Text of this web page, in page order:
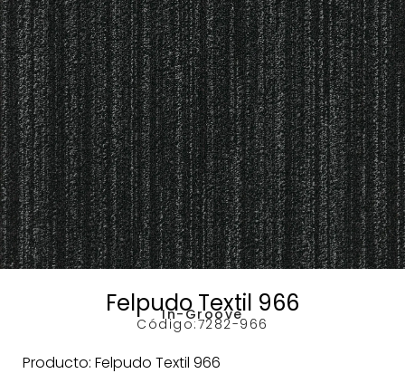
Felpudo Textil 966
In-Groove
Código:7282-966
Producto: Felpudo Textil 966